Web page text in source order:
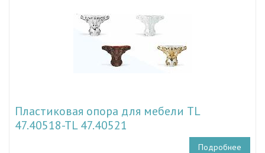
Пластиковая опора для мебели TL
47.40518-TL 47.40521
Подробнее